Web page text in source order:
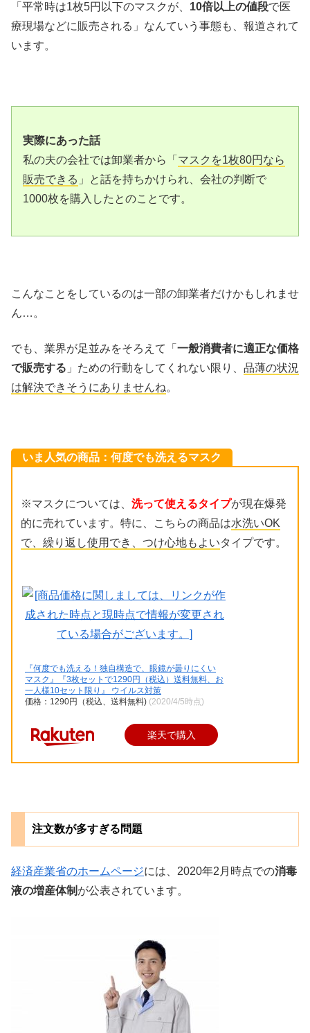
「平常時は1枚5円以下のマスクが、 10倍以上の値段で医
療現場などに販売される」なんていう事態も、報道されて
います。
実際にあった話
私の夫の会社では卸業者から「 マスクを1枚80円なら
販売できる 」と話を持ちかけられ、会社の判断で
1000枚を購入したとのことです。
こんなことをしているのは一部の卸業者だけかもしれませ
ん…。
でも、業界が足並みをそろえて「 一般消費者に適正な価格
で販売する 」ための行動をしてくれない限り、 品薄の状況
は解決できそうにありませんね。
いま人気の商品：何度でも洗えるマスク
※マスクについては、 洗って使えるタイプが現在爆発
的に売れています。特に、こちらの商品は水洗いOK
で、繰り返し使用でき、つけ心地もよいタイプです。
『何度でも洗える！独自構造で、眼鏡が曇りにくい
マスク』『3枚セットで1290円（税込）送料無料、お
一人様10セット限り』 ウイルス対策
価格：1290円（税込、送料無料) (2020/4/5時点)
楽天で購入
注文数が多すぎる問題
経済産業省のホームページには、2020年2月時点での消毒
液の増産体制 が公表されています。